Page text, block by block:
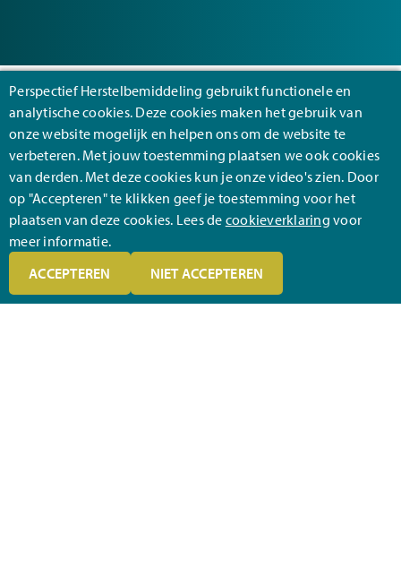
Footer
Algemene voorwaarden
Cookies
Privacy
Disclaimer
Perspectief Herstelbemiddeling gebruikt functionele en
analytische cookies. Deze cookies maken het gebruik van
onze website mogelijk en helpen ons om de website te
verbeteren. Met jouw toestemming plaatsen we ook cookies
van derden. Met deze cookies kun je onze video's zien. Door
op "Accepteren" te klikken geef je toestemming voor het
plaatsen van deze cookies. Lees de cookieverklaring voor
meer informatie.
ACCEPTEREN
NIET ACCEPTEREN